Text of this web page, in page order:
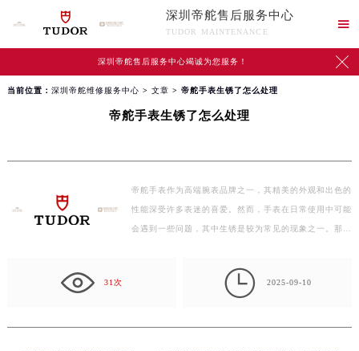
深圳帝舵售后服务中心
TUDOR MAINTENANCE

深圳帝舵售后服务中心竭诚为您服务！ 
当前位置： 深圳帝舵维修服务中心 > 文章 > 帝舵手表生锈了怎么处理
帝舵手表生锈了怎么处理
帝舵手表作为高端腕表品牌之一，其精美的外观和出色的
性能深受许多表迷的喜爱。然而，手表在日常使用中可能
会遇到一些问题，其中生锈是较为常见的现象之一。那…
31次  2025-09-10